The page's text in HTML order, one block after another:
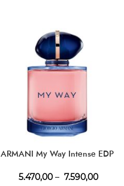
ARMANI My Way Intense EDP
5.470,00 – 7.590,00